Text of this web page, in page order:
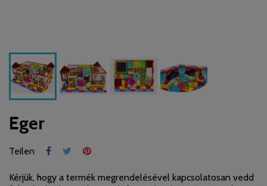
Eger
Teilen
Kérjük, hogy a termék megrendelésével kapcsolatosan vedd